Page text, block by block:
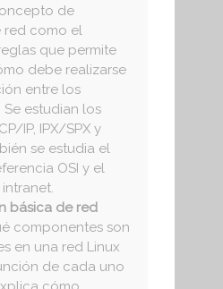
de
como el
que permite
debe realizarse
entre los
estudian los
IP, IPX/SPX y
se estudia el
OSI y el
básica de red
componentes son
en una red Linux
de cada uno